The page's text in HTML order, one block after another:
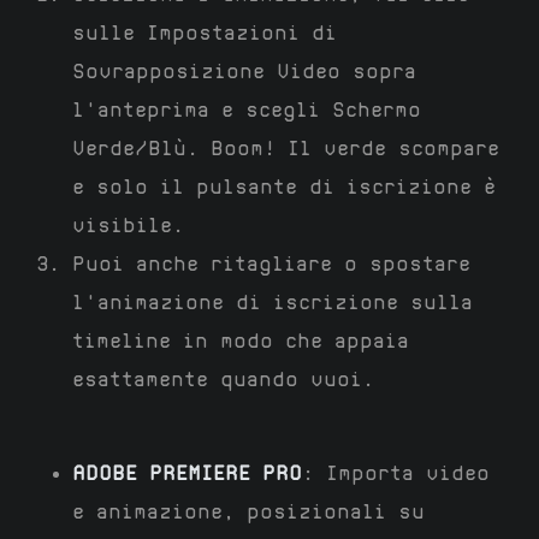
sulle Impostazioni di
Sovrapposizione Video sopra
l'anteprima e scegli Schermo
Verde/Blù. Boom! Il verde scompare
e solo il pulsante di iscrizione è
visibile.
Puoi anche ritagliare o spostare
l'animazione di iscrizione sulla
timeline in modo che appaia
esattamente quando vuoi.
ADOBE PREMIERE PRO : Importa video
e animazione, posizionali su